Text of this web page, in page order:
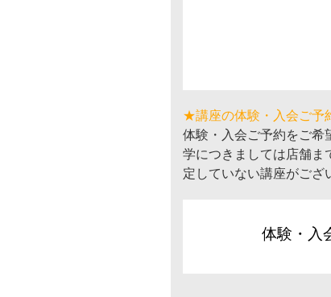
★講座の体験・入会ご予
体験・入会ご予約をご希
学につきましては店舗ま
定していない講座がござ
体験・入